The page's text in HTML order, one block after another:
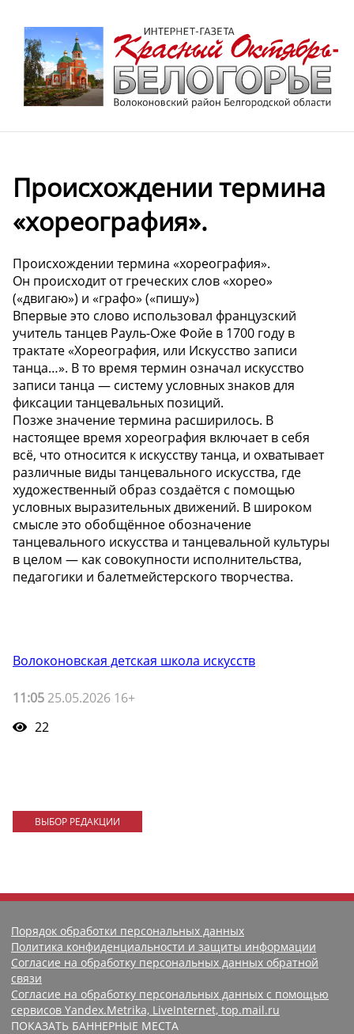
Происхождении термина
«хореография».
Происхождении термина «хореография».
Он происходит от греческих слов «хорео»
(«двигаю») и «графо» («пишу»)
Впервые это слово использовал французский
учитель танцев Рауль-Оже Фойе в 1700 году в
трактате «Хореография, или Искусство записи
танца…». В то время термин означал искусство
записи танца — систему условных знаков для
фиксации танцевальных позиций.
Позже значение термина расширилось. В
настоящее время хореография включает в себя
всё, что относится к искусству танца, и охватывает
различные виды танцевального искусства, где
художественный образ создаётся с помощью
условных выразительных движений. В широком
смысле это обобщённое обозначение
танцевального искусства и танцевальной культуры
в целом — как совокупности исполнительства,
педагогики и балетмейстерского творчества.
Волоконовская детская школа искусств
11:05 25.05.2026 16+
22
ВЫБОР РЕДАКЦИИ
Порядок обработки персональных данных
Политика конфиденциальности и защиты информации
Согласие на обработку персональных данных обратной
связи
Согласие на обработку персональных данных с помощью
сервисов Yandex.Metrika, LiveInternet, top.mail.ru
ПОКАЗАТЬ БАННЕРНЫЕ МЕСТА